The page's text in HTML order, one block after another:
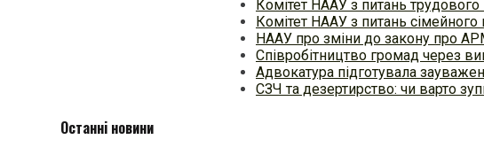
Комітет НААУ з питань трудового
Комітет НААУ з питань сімейного
НААУ про зміни до закону про
Співробітництво громад через
Адвокатура підготувала
СЗЧ та дезертирство: чи варто
Останні новини